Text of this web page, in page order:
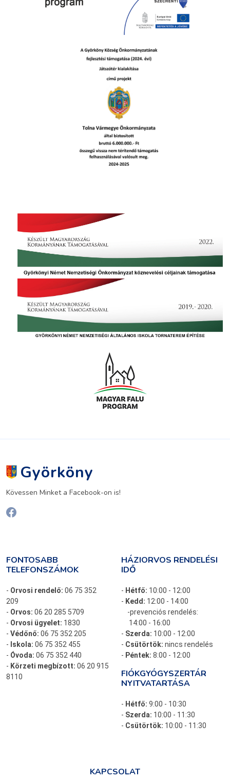
Györköny
Kövessen Minket a Facebook-on is!
FONTOSABB
TELEFONSZÁMOK
- Orvosi rendelő: 06 75 352
209
- Orvos: 06 20 285 5709
- Orvosi ügyelet: 1830
- Védőnő: 06 75 352 205
- Iskola: 06 75 352 455
- Óvoda: 06 75 352 440
- Körzeti megbízott: 06 20 915
8110
HÁZIORVOS RENDELÉSI
IDŐ
- Hétfő: 10:00 - 12:00
- Kedd: 12:00 - 14:00
-prevenciós rendelés:
14:00 - 16:00
- Szerda: 10:00 - 12:00
- Csütörtök: nincs rendelés
- Péntek: 8:00 - 12:00
FIÓKGYÓGYSZERTÁR
NYITVATARTÁSA
- Hétfő: 9:00 - 10:30
- Szerda: 10:00 - 11:30
- Csütörtök: 10:00 - 11:30
KAPCSOLAT